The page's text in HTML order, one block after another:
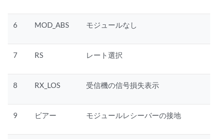
6 MOD_ABS モジュールなし
7 RS レート選択
8 RX_LOS 受信機の信号損失表示
9 ビアー モジュールレシーバーの接地